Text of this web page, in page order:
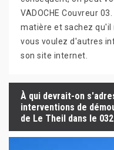
VADOCHE Couvreur
matière et sachez qu'il
vous voulez d'autres
son site internet.
À qui devrait-on
interventions de
de Le Theil dans le